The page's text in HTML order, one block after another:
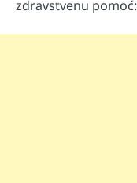
zdravstvenu pomoć: